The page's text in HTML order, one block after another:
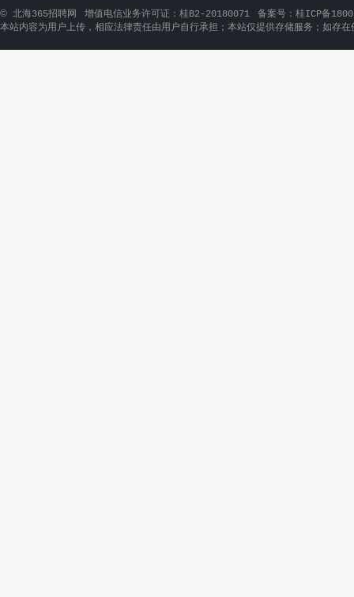
© 北海365招聘网 增值电信业务许可证：桂B2-20180071
备案号：桂ICP备
本站内容为用户上传，相应法律责任由用户自行承担；本站仅提供存储服务；如存